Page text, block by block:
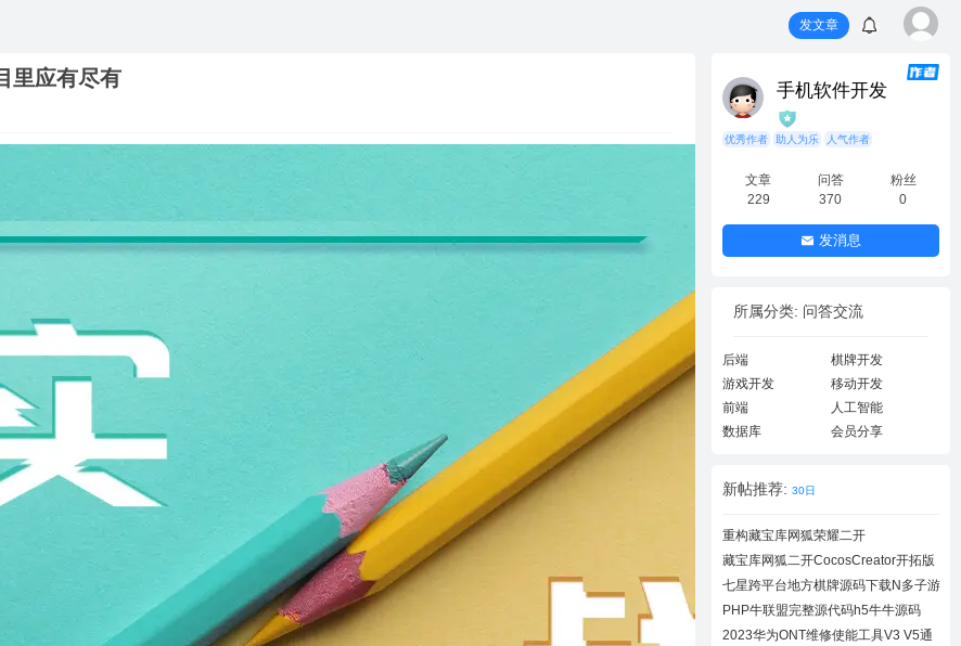
发文章
里应有尽有 手机软件开发
优秀作者 助人为乐 人气作者
文章
229
问答
370
粉丝
0
发消息
所属分类: 问答交流
后端
棋牌开发
游戏开发
移动开发
前端
人工智能
数据库
会员分享
新帖推荐: 30日
重构藏宝库网狐荣耀二开
CocosCreator开拓版
藏宝库网狐二开CocosCreator开拓版
棋牌源代
七星跨平台地方棋牌源码下载N多子游
戏APP/H
PHP牛联盟完整源代码h5牛牛源码
2023华为ONT维修使能工具V3 V5通